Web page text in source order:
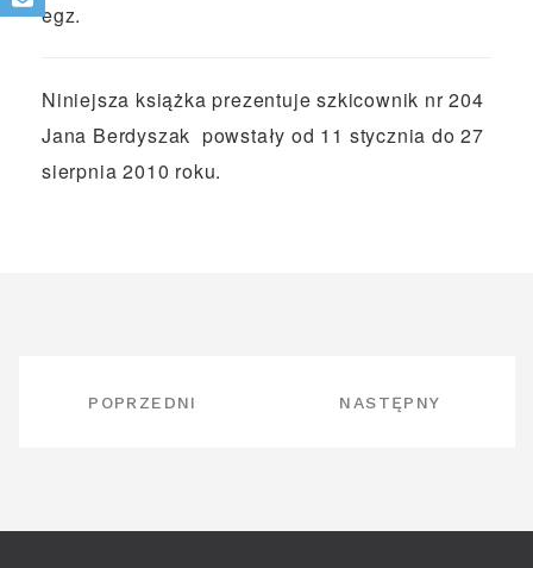
egz.
Niniejsza książka prezentuje szkicownik nr 204
Jana Berdyszak powstały od 11 stycznia do 27
sierpnia 2010 roku.
WPISUPOPRZEDNI NASTĘPNY